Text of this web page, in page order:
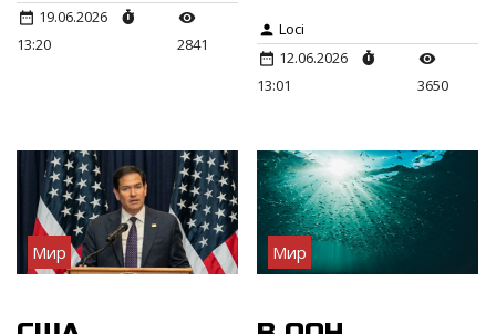
19.06.2026
13:20
2841
Loci
12.06.2026
13:01
3650
Мир Мир